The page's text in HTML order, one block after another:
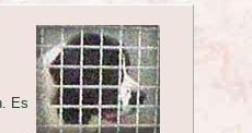
Es